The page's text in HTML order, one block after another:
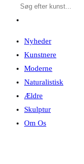
Nyheder
Kunstnere
Moderne
Naturalistisk
Ældre
Skulptur
Om Os